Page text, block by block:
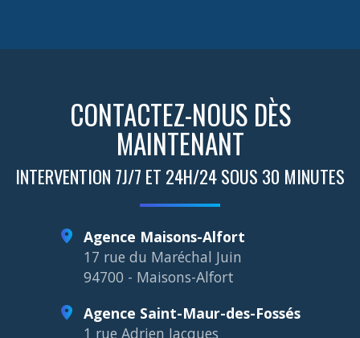
CONTACTEZ-NOUS DÈS
MAINTENANT
INTERVENTION 7J/7 ET 24H/24 SOUS 30 MINUTES
Agence Maisons-Alfort
17 rue du Maréchal Juin
94700 - Maisons-Alfort
Agence Saint-Maur-des-Fossés
1 rue Adrien Jacques